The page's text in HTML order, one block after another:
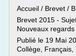
Accueil / Brevet /
Brevet 2015 -
Nouveaux
Publié le 19 Mai
Collège, Français,